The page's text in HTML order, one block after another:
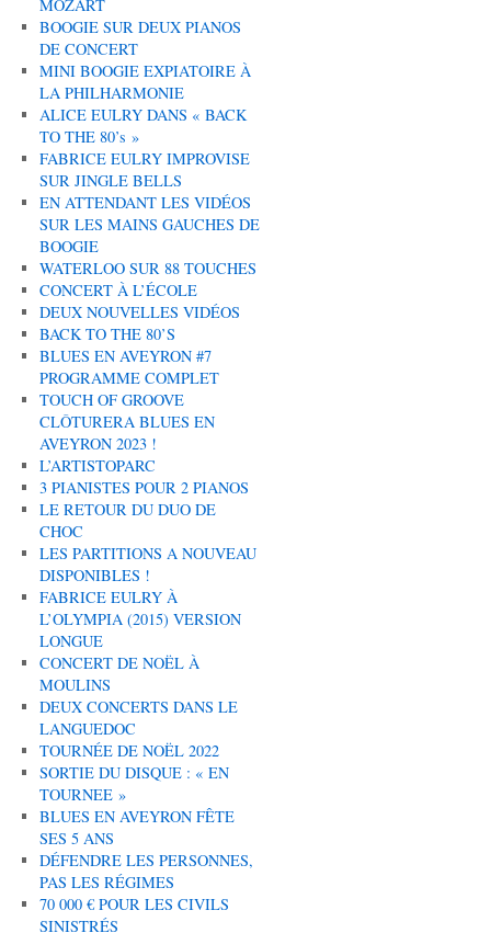
MOZART
BOOGIE SUR DEUX PIANOS
DE CONCERT
MINI BOOGIE EXPIATOIRE À
LA PHILHARMONIE
ALICE EULRY DANS « BACK
TO THE 80’s »
FABRICE EULRY IMPROVISE
SUR JINGLE BELLS
EN ATTENDANT LES VIDÉOS
SUR LES MAINS GAUCHES DE
BOOGIE
WATERLOO SUR 88 TOUCHES
CONCERT À L’ÉCOLE
DEUX NOUVELLES VIDÉOS
BACK TO THE 80’S
BLUES EN AVEYRON #7
PROGRAMME COMPLET
TOUCH OF GROOVE
CLÔTURERA BLUES EN
AVEYRON 2023 !
L’ARTISTOPARC
3 PIANISTES POUR 2 PIANOS
LE RETOUR DU DUO DE
CHOC
LES PARTITIONS A NOUVEAU
DISPONIBLES !
FABRICE EULRY À
L’OLYMPIA (2015) VERSION
LONGUE
CONCERT DE NOËL À
MOULINS
DEUX CONCERTS DANS LE
LANGUEDOC
TOURNÉE DE NOËL 2022
SORTIE DU DISQUE : « EN
TOURNEE »
BLUES EN AVEYRON FÊTE
SES 5 ANS
DÉFENDRE LES PERSONNES,
PAS LES RÉGIMES
70 000 € POUR LES CIVILS
SINISTRÉS